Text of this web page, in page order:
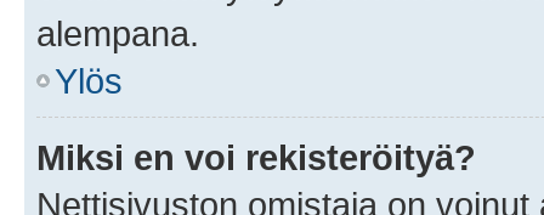
alempana.
Ylös
Miksi en voi rekisteröityä?
Nettisivuston omistaja on